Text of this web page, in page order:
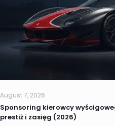
August 7, 2026
Sponsoring kierowcy
prestiż i zasięg (2026)